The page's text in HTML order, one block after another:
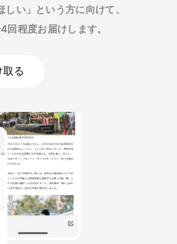
しい」という方に向けて、
程度お届けします。
取る